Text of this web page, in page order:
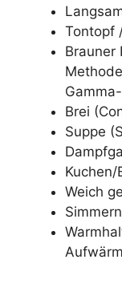
Tontopf
Brauner
Brei
Suppe
Kuchen/
Weich